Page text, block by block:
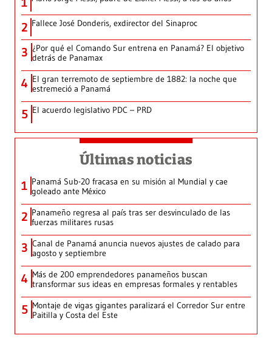
2 Fallece José Donderis, exdirector del Sinaproc
3 ¿Por qué el Comando Sur entrena en Panamá? El objetivo
detrás de Panamax
4 El gran terremoto de septiembre de 1882: la noche que
estremeció a Panamá
5 El acuerdo legislativo PDC – PRD
Últimas noticias
1 Panamá Sub-20 fracasa en su misión al Mundial y cae
goleado ante México
2 Panameño regresa al país tras ser desvinculado de las
fuerzas militares rusas
3 Canal de Panamá anuncia nuevos ajustes de calado para
agosto y septiembre
4 Más de 200 emprendedores panameños buscan
transformar sus ideas en empresas formales y rentables
5 Montaje de vigas gigantes paralizará el Corredor Sur entre
Paitilla y Costa del Este